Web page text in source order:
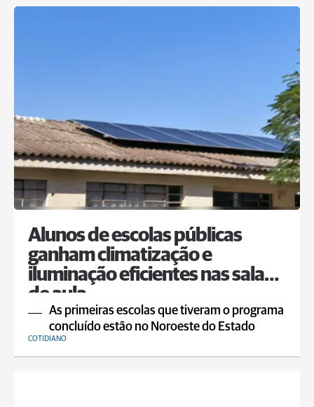
Alunos de escolas públicas
ganham climatização e
iluminação eficientes nas salas
de aula
As primeiras escolas que tiveram o programa
concluído estão no Noroeste do Estado
COTIDIANO